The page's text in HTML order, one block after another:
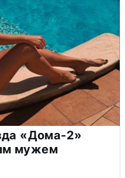
«Дома-2»
мужем